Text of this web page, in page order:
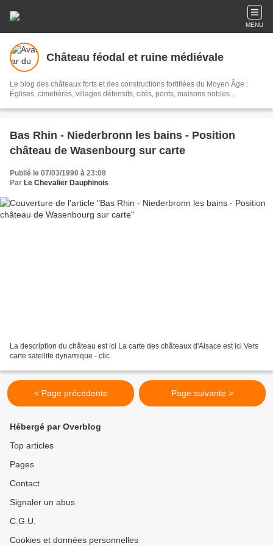
MENU
Château féodal et ruine médiévale
Le blog des châteaux forts et des constructions fortifiées du Moyen Âge :
Églises, cimetières, villages défensifs, cités, ponts, maisons nobles...
Bas Rhin - Niederbronn les bains - Position
château de Wasenbourg sur carte
Publié le 07/03/1990 à 23:08
Par Le Chevalier Dauphinois
La description du château est ici La carte des châteaux d'Alsace est ici Vers
carte satellite dynamique - clic
< Page précédente Page suivante >
Hébergé par Overblog
Top articles
Pages
Contact
Signaler un abus
C.G.U.
Cookies et données personnelles